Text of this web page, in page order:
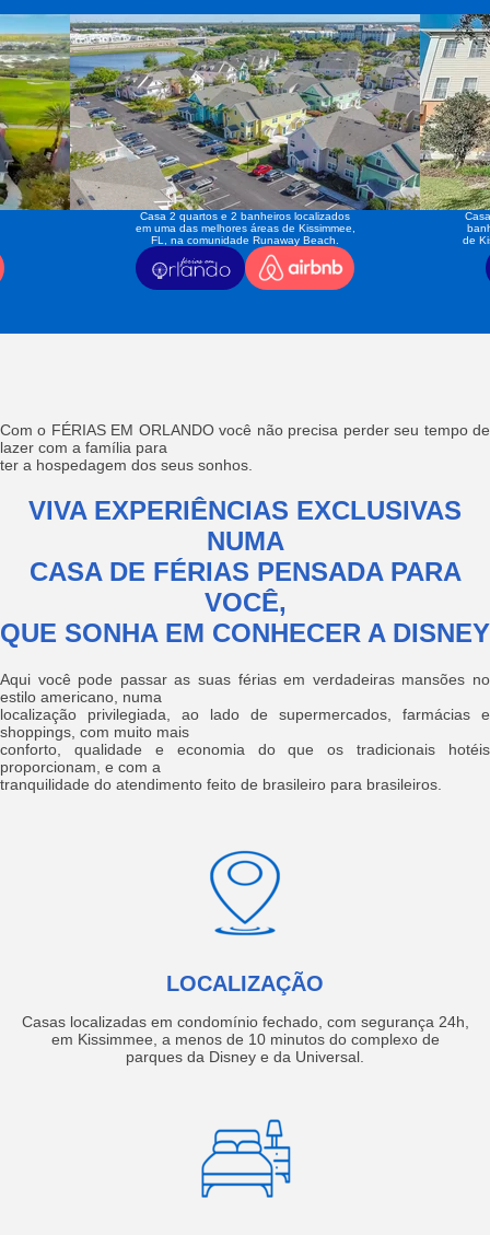
Casa 2 quartos e 2 banheiros localizados
em uma das melhores áreas de Kissimmee,
FL, na comunidade Runaway Beach.
de
Com o FÉRIAS EM ORLANDO você não precisa perder seu tempo de
lazer com a família para
ter a hospedagem dos seus sonhos.
VIVA EXPERIÊNCIAS EXCLUSIVAS
NUMA
CASA DE FÉRIAS PENSADA PARA
VOCÊ,
QUE SONHA EM CONHECER A DISNEY
Aqui você pode passar as suas férias em verdadeiras mansões no
estilo americano, numa
localização privilegiada, ao lado de supermercados, farmácias e
shoppings, com muito mais
conforto, qualidade e economia do que os tradicionais hotéis
proporcionam, e com a
tranquilidade do atendimento feito de brasileiro para brasileiros.
LOCALIZAÇÃO
Casas localizadas em condomínio fechado, com segurança 24h,
em Kissimmee, a menos de 10 minutos do complexo de
parques da Disney e da Universal.